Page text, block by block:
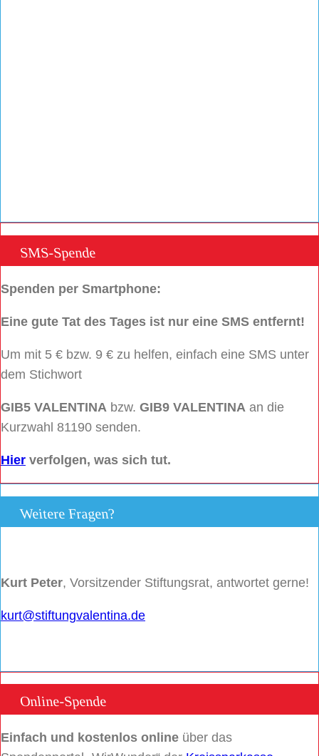
SMS-Spende
Spenden per Smartphone:
Eine gute Tat des Tages ist nur eine SMS entfernt!
Um mit 5 € bzw. 9 € zu helfen, einfach eine SMS unter
dem Stichwort
GIB5 VALENTINA bzw. GIB9 VALENTINA an die
Kurzwahl 81190 senden.
Hier verfolgen, was sich tut.
Weitere Fragen?
Kurt Peter, Vorsitzender Stiftungsrat, antwortet gerne!
kurt@stiftungvalentina.de
Online-Spende
Einfach und kostenlos online über das